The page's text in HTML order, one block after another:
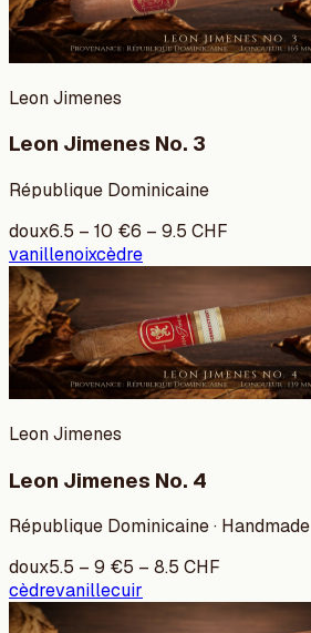
Leon Jimenes
Leon Jimenes No. 3
République Dominicaine
doux6.5 – 10 €6 – 9.5 CHF
vanillenoixcèdre
Leon Jimenes
Leon Jimenes No. 4
République Dominicaine · Handmade
doux5.5 – 9 €5 – 8.5 CHF
cèdrevanillecuir